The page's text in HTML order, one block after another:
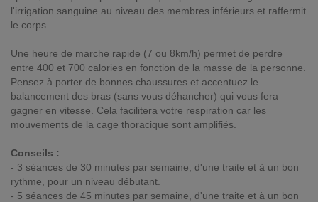
l'irrigation sanguine au niveau des membres inférieurs et raffermit
le corps.
Une heure de marche rapide (7 ou 8km/h) permet de perdre
entre 400 et 700 calories en fonction de la masse de la personne.
Pensez à porter de bonnes chaussures et accentuez le
balancement des bras (sans vous déhancher) qui vous fera
gagner en vitesse. Cela facilitera votre respiration car les
mouvements de la cage thoracique sont amplifiés.
Conseils :
- 3 séances de 30 minutes par semaine, d'une traite et à un bon
rythme, pour un niveau débutant.
- 5 séances de 45 minutes par semaine, d'une traite et à un bon